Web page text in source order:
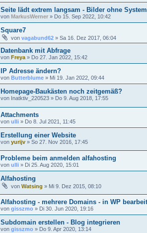
Seite lädt extrem langsam - Bilder ohne
von MarkusWerner » Do 15. Sep 2022, 10:42
Square7
von vagabund62 » Sa 16. Dez 2017, 06:04
Datenbank mit Abfrage
von Freya » Do 27. Jan 2022, 15:42
IP Adresse ändern?
von Butterblume » Mi 19. Jan 2022, 09:44
Homepage-Baukästen noch zeitgemäß?
von Inatktiv_220523 » Do 9. Aug 2018, 17:55
Attachments
von ulli » Do 8. Jul 2021, 11:45
Erstellung einer Website
von yurijv » So 27. Nov 2016, 17:45
Probleme beim anmelden alfahosting
von ulli » Di 25. Aug 2020, 15:01
Alfahosting
von Watsing » Mi 9. Dez 2015, 08:10
Alfahosting - mehrere Domains - in WP
von gisszmo » Di 30. Jun 2020, 19:16
Subdomain erstellen - Blog integrieren
von gisszmo » Do 9. Apr 2020, 13:14